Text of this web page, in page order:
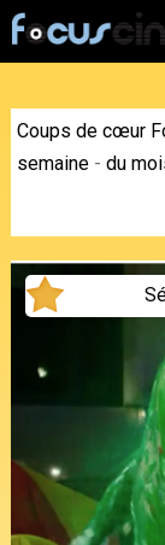
Coups de cœur
semaine - du